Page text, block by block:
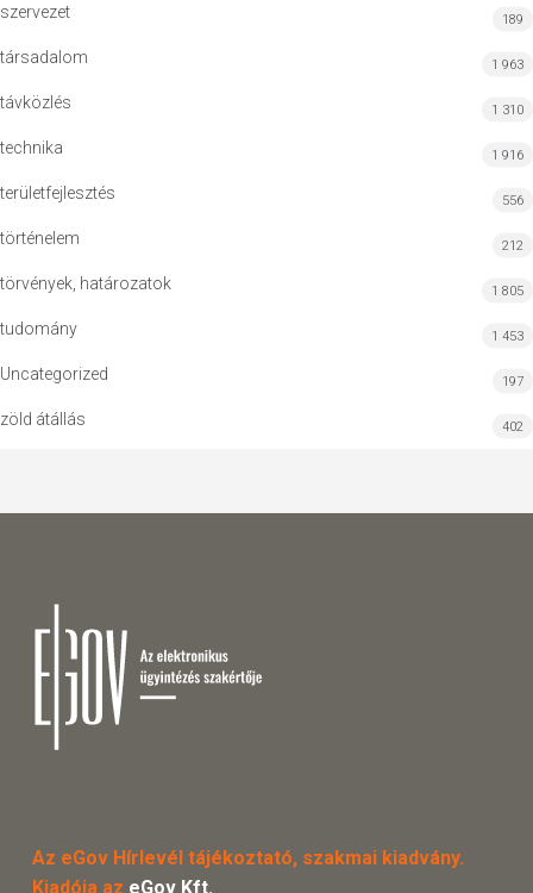
szervezet 189
társadalom 1 963
távközlés 1 310
technika 1 916
területfejlesztés 556
történelem 212
törvények, határozatok 1 805
tudomány 1 453
Uncategorized 197
zöld átállás 402
Az eGov Hírlevél tájékoztató, szakmai kiadvány.
Kiadója az eGov Kft.